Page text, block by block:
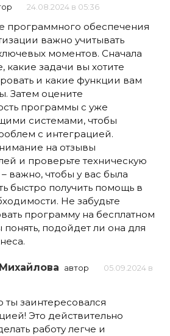
24.08.2024 в 05:36
программного обеспечения
важно учитывать
моментов. Сначала
какие задачи вы хотите
и какие функции вам
Затем оцените
программы с уже
системами, чтобы
с интеграцией.
на отзывы
и проверьте техническую
важно, чтобы у вас была
быстро получить помощь в
Не забудьте
программу на бесплатном
понять, подойдет ли она для
автор
05.09.2024 в
ты заинтересовался
Это действительно
работу легче и